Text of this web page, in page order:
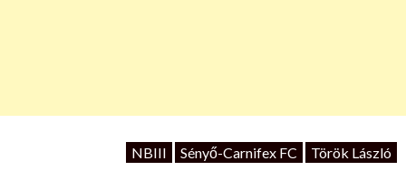
NBIII Sényő-Carnifex FC Török László